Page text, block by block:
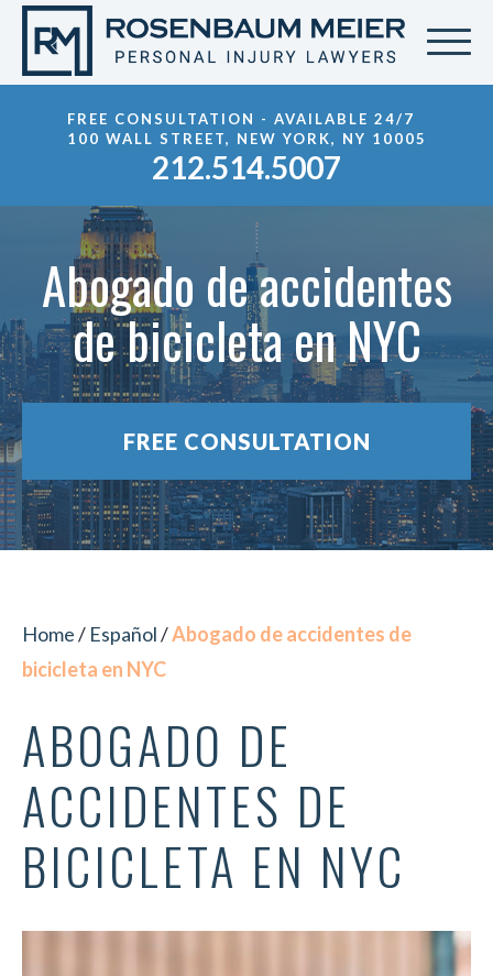
FREE CONSULTATION - AVAILABLE 24/7
100 WALL STREET, NEW YORK, NY 10005
212.514.5007
Abogado de accidentes
de bicicleta en NYC
FREE CONSULTATION
Home/ Español/Abogado de accidentes de
bicicleta en NYC
ABOGADO DE
ACCIDENTES DE
BICICLETA EN NYC